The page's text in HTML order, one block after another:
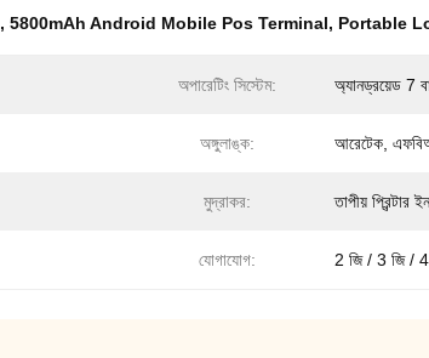
, 5800mAh Android Mobile Pos Terminal, Portable
অপারেটিং সিস্টেম: অ্যানড্রয়েড 7
অঙ্গুলাঙ্ক: আরেটেক,
মুদ্রাকর: তাপীয় প্রিন্টার
যোগাযোগ: 2 জি / 3 জি / 4